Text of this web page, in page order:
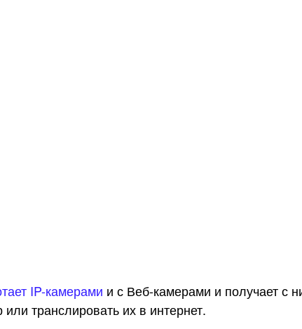
IP-камерами и с Веб-камерами и получает с
транслировать их в интернет.